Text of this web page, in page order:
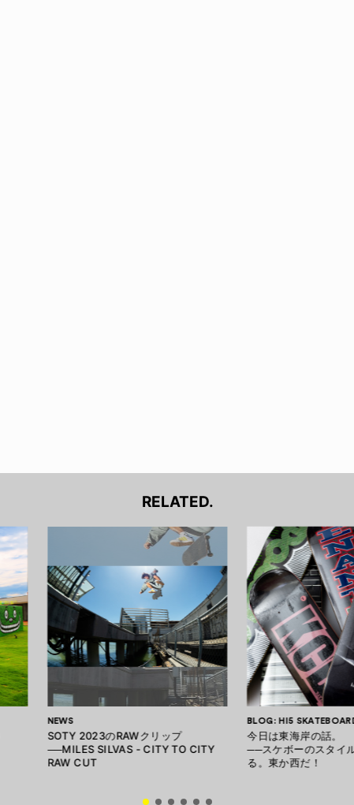
RELATED.
NEWS
SOTY 2023のRAWクリップ
──MILES SILVAS - CITY TO CITY
RAW CUT
BLOG: HI5
今日は東海岸の話。
──スケボーのスタイ
る。東か西だ！